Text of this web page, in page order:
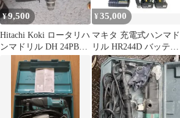
¥9,500
Hitachi Koki ロータリハ
ンマドリル DH 24PB3
¥35,000
マキタ 充電式ハンマド
リル HR244D バッテリ
ー ×２ 充電器付き